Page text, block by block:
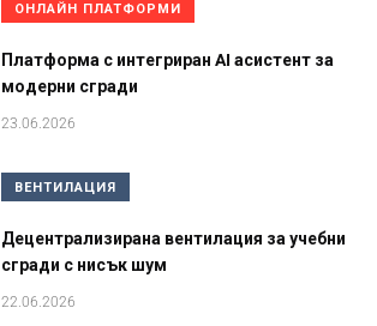
ОНЛАЙН ПЛАТФОРМИ
Платформа с интегриран AI асистент за
модерни сгради
23.06.2026
ВЕНТИЛАЦИЯ
Децентрализирана вентилация за учебни
сгради с нисък шум
22.06.2026